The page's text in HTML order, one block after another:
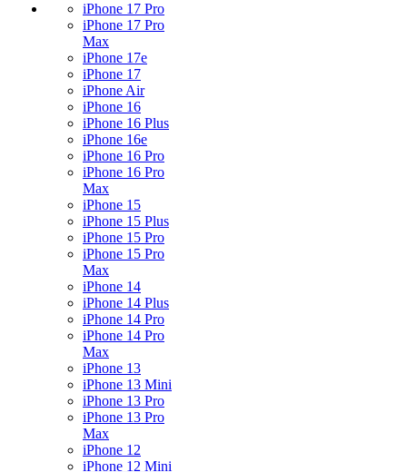
iPhone 17 Pro
iPhone 17 Pro
Max
iPhone 17e
iPhone 17
iPhone Air
iPhone 16
iPhone 16 Plus
iPhone 16e
iPhone 16 Pro
iPhone 16 Pro
Max
iPhone 15
iPhone 15 Plus
iPhone 15 Pro
iPhone 15 Pro
Max
iPhone 14
iPhone 14 Plus
iPhone 14 Pro
iPhone 14 Pro
Max
iPhone 13
iPhone 13 Mini
iPhone 13 Pro
iPhone 13 Pro
Max
iPhone 12
iPhone 12 Mini